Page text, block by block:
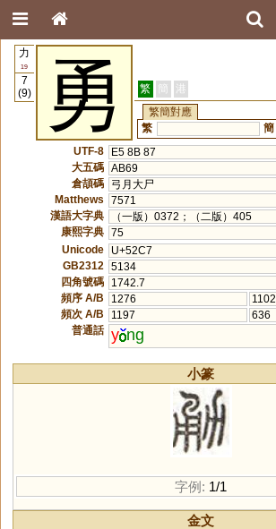
力
19
7
(9)
勇 繁 簡 港
繁簡對應
繁
簡
UTF-8
E5 8B 87
大五碼 AB69
倉頡碼
弓月大尸
Matthews
7571
漢語大字典
（一版）0372；（二版）405
康熙字典 75
Unicode
U+52C7
GB2312
5134
四角號碼
1742.7
頻序 A/B
1276
1102
頻次 A/B
1197
636
普通話 y ng
小篆
字例: 1/1
金文